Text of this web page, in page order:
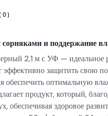
0 )
сорняками и поддержание
2,1 м с УФ — идеальное
эффективно защитить свою
обеспечить оптимальную
продукт, который,
обеспечивая здоровое